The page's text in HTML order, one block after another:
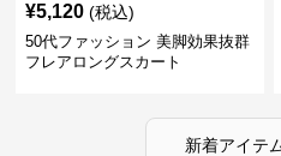
¥5,120 (税込)
50代ファッション 美脚効果抜群
フレアロングスカート
新着アイテ